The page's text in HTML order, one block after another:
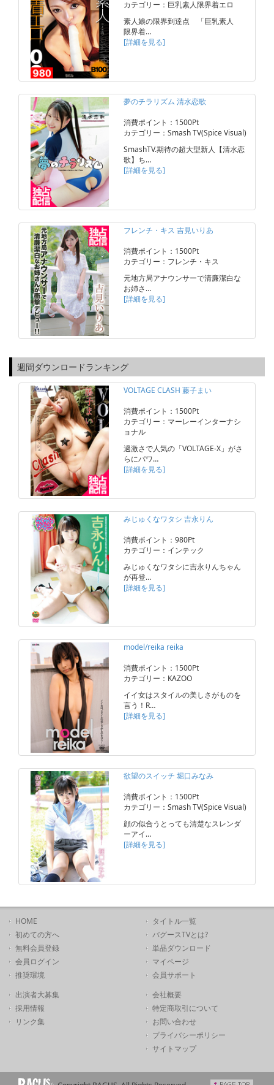
カテゴリー：巨乳素人限界着エロ
素人娘の限界到達点 「巨乳素人
限界着…
[詳細を見る]
夢のチラリズム 清水恋歌
消費ポイント：1500Pt
カテゴリー：Smash TV(Spice Visual)
SmashTV.期待の超大型新人【清水恋
歌】ち…
[詳細を見る]
フレンチ・キス 吉見いりあ
消費ポイント：1500Pt
カテゴリー：フレンチ・キス
元地方局アナウンサーで清廉潔白な
お姉さ…
[詳細を見る]
週間ダウンロードランキング
VOLTAGE CLASH 藤子まい
消費ポイント：1500Pt
カテゴリー：マーレーインターナシ
ョナル
過激さで人気の「VOLTAGE-X」がさ
らにパワ…
[詳細を見る]
みじゅくなワタシ 吉永りん
消費ポイント：980Pt
カテゴリー：インテック
みじゅくなワタシに吉永りんちゃん
が再登…
[詳細を見る]
model/reika reika
消費ポイント：1500Pt
カテゴリー：KAZOO
イイ女はスタイルの美しさがものを
言う！R…
[詳細を見る]
欲望のスイッチ 堀口みなみ
消費ポイント：1500Pt
カテゴリー：Smash TV(Spice Visual)
顔の似合うとっても清楚なスレンダ
ーアイ…
[詳細を見る]
HOME
初めての方へ
無料会員登録
会員ログイン
推奨環境
タイトル一覧
バグースTVとは?
単品ダウンロード
マイページ
会員サポート
出演者大募集
採用情報
リンク集
会社概要
特定商取引について
お問い合わせ
プライバシーポリシー
サイトマップ